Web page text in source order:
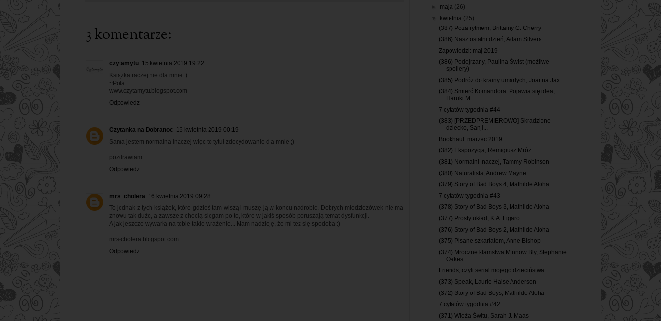
3 komentarze:
czytamytu 15 kwietnia 2019 19:22
Książka raczej nie dla mnie :)
~Pola
www.czytamytu.blogspot.com
Odpowiedz
Czytanka na Dobranoc 16 kwietnia 2019 00:19
Sama jestem normalna inaczej więc to tytuł zdecydowanie dla mnie ;)
pozdrawiam
Odpowiedz
mrs_cholera 16 kwietnia 2019 09:28
To jednak z tych książek, które gdzieś tam wiszą i muszę ją w koncu nadrobic. Dobrych młodziezówek nie ma
znowu tak dużo, a zawsze z checią siegam po to, które w jakiś sposób poruszają temat dysfunkcji.
A jak jeszcze wywarła na tobie takie wrażenie... Mam nadzieję, że mi tez się spodoba :)
mrs-cholera.blogspot.com
Odpowiedz
maja (26)
kwietnia (25)
(387) Poza rytmem, Brittainy C. Cherry
(386) Nasz ostatni dzień, Adam Silvera
Zapowiedzi: maj 2019
(386) Podejrzany, Paulina Świst (możliwe
spoilery)
(385) Podróż do krainy umarłych, Joanna Jax
(384) Śmierć Komandora. Pojawia się idea,
Haruki M...
7 cytatów tygodnia #44
(383) [PRZEDPREMIEROWO] Skradzione
dziecko, Sanji...
Bookhaul: marzec 2019
(382) Ekspozycja, Remigiusz Mróz
(381) Normalni inaczej, Tammy Robinson
(380) Naturalista, Andrew Mayne
(379) Story of Bad Boys 4, Mathilde Aloha
7 cytatów tygodnia #43
(378) Story of Bad Boys 3, Mathilde Aloha
(377) Prosty układ, K.A. Figaro
(376) Story of Bad Boys 2, Mathilde Aloha
(375) Pisane szkarłatem, Anne Bishop
(374) Mroczne kłamstwa Minnow Bly, Stephanie
Oakes
Friends, czyli serial mojego dzieciństwa
(373) Speak, Laurie Halse Anderson
(372) Story of Bad Boys, Mathilde Aloha
7 cytatów tygodnia #42
(371) Wieża Świtu, Sarah J. Maas